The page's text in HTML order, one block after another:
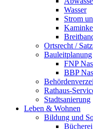
Wasser
Strom
Ortsrecht /
Bauleitplanung
FNP
BBP
Rathaus-
Stadtsanierung
Leben & Wohnen
Bildung und
Bücherei